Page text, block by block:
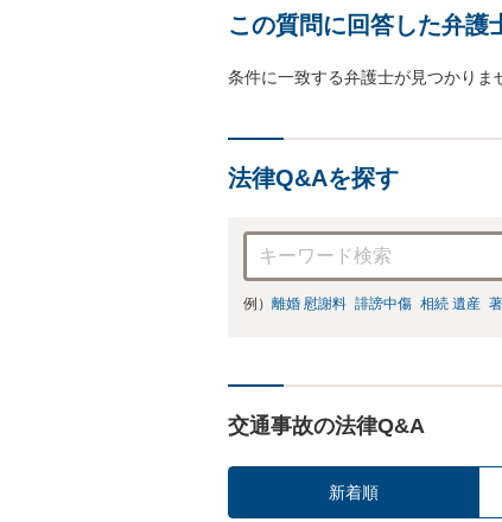
この質問に回答した弁護
条件に一致する弁護士が見つかりま
法律Q&Aを探す
例） 離婚 慰謝料 誹謗中傷 相続 遺産
交通事故の法律Q&A
新着順